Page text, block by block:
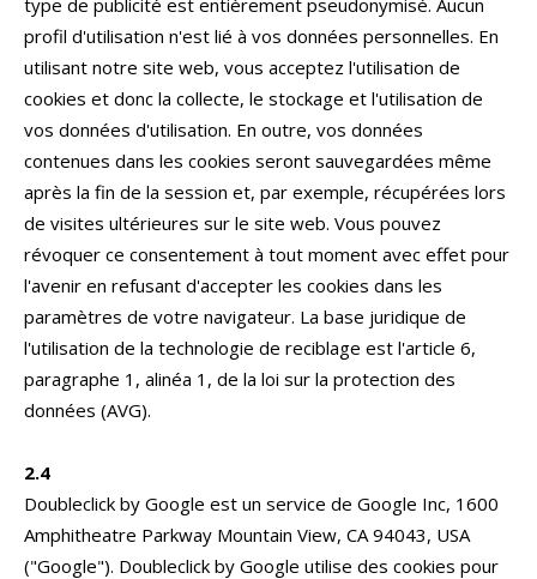
profil d'utilisation n'est lié à vos données personnelles. En
utilisant notre site web, vous acceptez l'utilisation de
cookies et donc la collecte, le stockage et l'utilisation de
vos données d'utilisation. En outre, vos données
contenues dans les cookies seront sauvegardées même
après la fin de la session et, par exemple, récupérées lors
de visites ultérieures sur le site web. Vous pouvez
révoquer ce consentement à tout moment avec effet pour
l'avenir en refusant d'accepter les cookies dans les
paramètres de votre navigateur. La base juridique de
l'utilisation de la technologie de reciblage est l'article 6,
paragraphe 1, alinéa 1, de la loi sur la protection des
données (AVG).
2.4
Doubleclick by Google est un service de Google Inc, 1600
Amphitheatre Parkway Mountain View, CA 94043, USA
("Google"). Doubleclick by Google utilise des cookies pour